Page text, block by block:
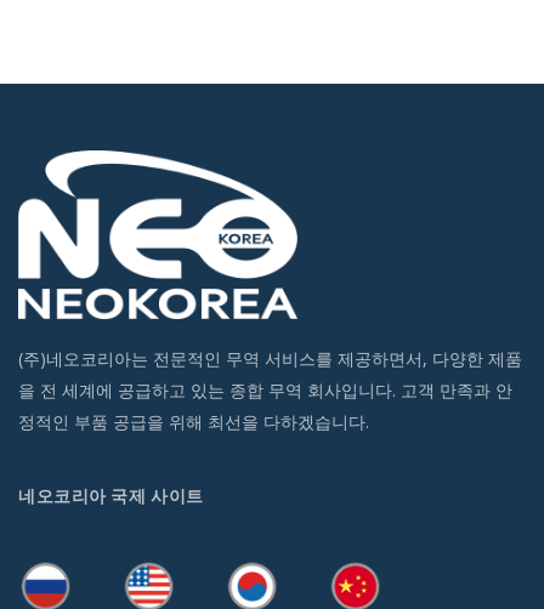
(주)네오코리아는 전문적인 무역 서비스를 제공하면서, 다양한 제품
을 전 세계에 공급하고 있는 종합 무역 회사입니다. 고객 만족과 안
정적인 부품 공급을 위해 최선을 다하겠습니다.
네오코리아 국제 사이트